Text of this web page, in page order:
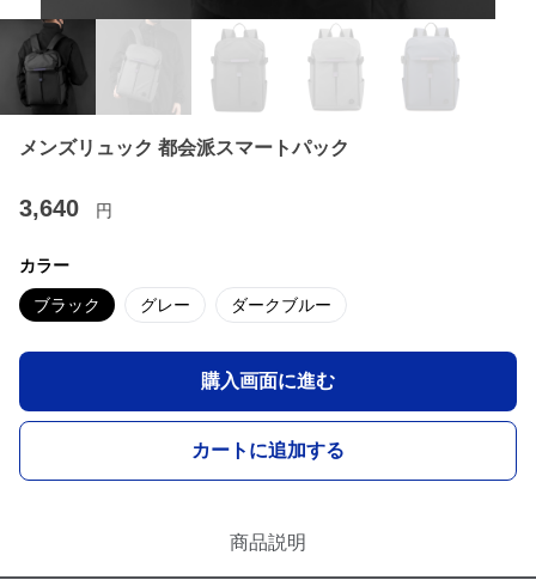
メンズリュック 都会派スマートパック
3,640 円
カラー
ブラック グレー ダークブルー
購入画面に進む
カートに追加する
商品説明